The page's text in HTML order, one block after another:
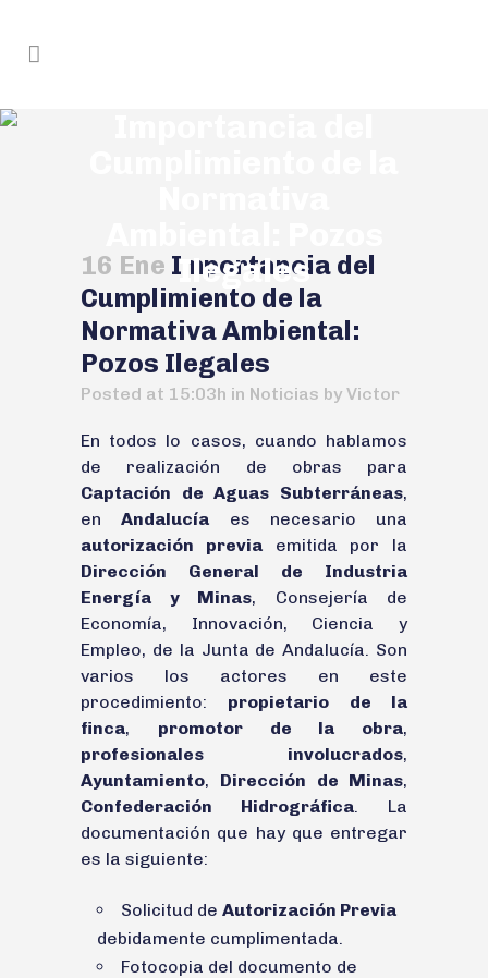
Ilegales
16 Ene Importancia del
Cumplimiento de la
Normativa Ambiental:
Pozos Ilegales
Posted at 15:03h in Noticias by Victor
En todos lo casos, cuando hablamos
de realización de obras para
Captación de Aguas Subterráneas,
enAndalucía es necesario una
autorización previaemitida por la
Dirección General de Industria
Energía y Minas, Consejería de
Economía, Innovación, Ciencia y
Empleo, de la Junta de Andalucía. Son
varios los actores en este
procedimiento: propietario de la
finca, promotor de la obra,
profesionales involucrados,
Ayuntamiento, Dirección de Minas,
Confederación Hidrográfica. La
documentación que hay que entregar
es la siguiente:
Solicitud de Autorización Previa
debidamente cumplimentada.
Fotocopia del documento de